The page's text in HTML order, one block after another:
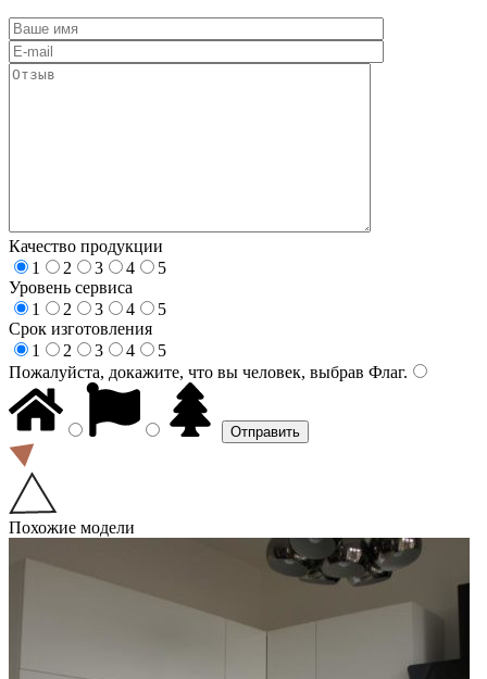
Качество продукции
1
2 3 4
5
Уровень сервиса
1
2 3 4
5
Срок изготовления
1
2 3 4
5
Пожалуйста, докажите, что вы человек, выбрав Флаг.
Похожие модели